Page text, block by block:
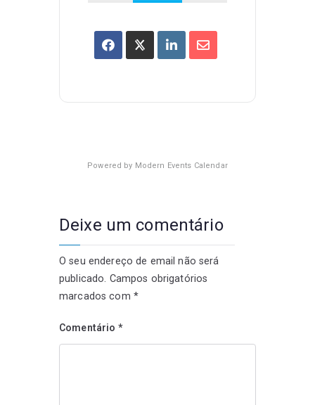
Powered by Modern Events Calendar
Deixe um comentário
O seu endereço de email não será
publicado. Campos obrigatórios
marcados com *
Comentário *